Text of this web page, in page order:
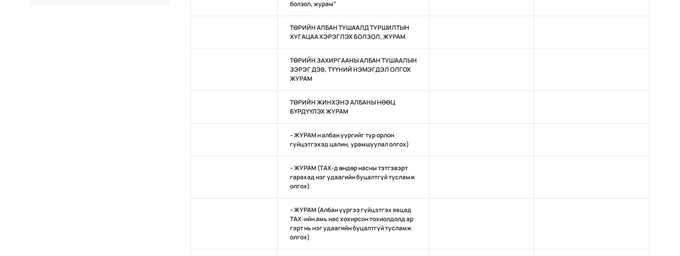
болзол, журам”
ТӨРИЙН АЛБАН ТУШААЛД ТУРШИЛТЫН
ХУГАЦАА ХЭРЭГЛЭХ БОЛЗОЛ, ЖУРАМ
ТӨРИЙН ЗАХИРГААНЫ АЛБАН ТУШААЛЫН
ЗЭРЭГ ДЭВ, ТҮҮНИЙ НЭМЭГДЭЛ ОЛГОХ
ЖУРАМ
ТӨРИЙН ЖИНХЭНЭ АЛБАНЫ НӨӨЦ
БҮРДҮҮЛЭХ ЖУРАМ
– ЖУРАМ н албан үүргийг түр орлон
гүйцэтгэхэд цалин, урамшуулал олгох)
– ЖУРАМ (ТАХ-д өндөр насны тэтгэвэрт
гарахад нэг удаагийн буцалтгүй тусламж
олгох)
– ЖУРАМ (Албан үүргээ гүйцэтгэх явцад
TAХ-ийн амь нас хохирсон тохиолдолд ар
гэрт нь нэг удаагийн буцалтгүй тусламж
олгох)